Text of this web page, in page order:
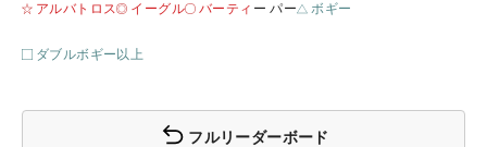
アルバトロス イーグル バーティ ー パー ボギー
ダブルボギー以上
フルリーダーボード